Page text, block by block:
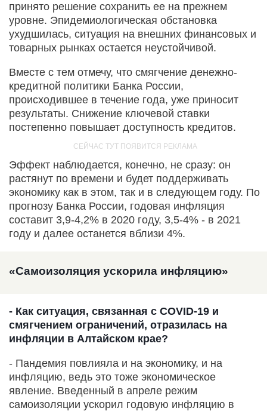
принято решение сохранить ее на прежнем
уровне. Эпидемиологическая обстановка
ухудшилась, ситуация на внешних финансовых и
товарных рынках остается неустойчивой.
Вместе с тем отмечу, что смягчение денежно-
кредитной политики Банка России,
происходившее в течение года, уже приносит
результаты. Снижение ключевой ставки
постепенно повышает доступность кредитов.
Эффект наблюдается, конечно, не сразу: он
растянут по времени и будет поддерживать
экономику как в этом, так и в следующем году. По
прогнозу Банка России, годовая инфляция
составит 3,9-4,2% в 2020 году, 3,5-4% - в 2021
году и далее останется вблизи 4%.
«Самоизоляция ускорила инфляцию»
- Как ситуация, связанная с COVID-19 и
смягчением ограничений, отразилась на
инфляции в Алтайском крае?
- Пандемия повлияла и на экономику, и на
инфляцию, ведь это тоже экономическое
явление. Введенный в апреле режим
самоизоляции ускорил годовую инфляцию в